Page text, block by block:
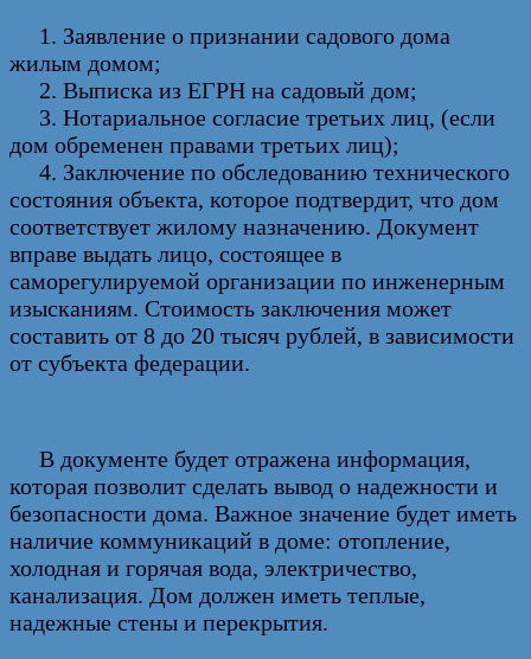
1. Заявление о признании садового дома
жилым домом;
2. Выписка из ЕГРН на садовый дом;
3. Нотариальное согласие третьих лиц, (если
дом обременен правами третьих лиц);
4. Заключение по обследованию технического
состояния объекта, которое подтвердит, что дом
соответствует жилому назначению. Документ
вправе выдать лицо, состоящее в
саморегулируемой организации по инженерным
изысканиям. Стоимость заключения может
составить от 8 до 20 тысяч рублей, в зависимости
от субъекта федерации.
В документе будет отражена информация,
которая позволит сделать вывод о надежности и
безопасности дома. Важное значение будет иметь
наличие коммуникаций в доме: отопление,
холодная и горячая вода, электричество,
канализация. Дом должен иметь теплые,
надежные стены и перекрытия.